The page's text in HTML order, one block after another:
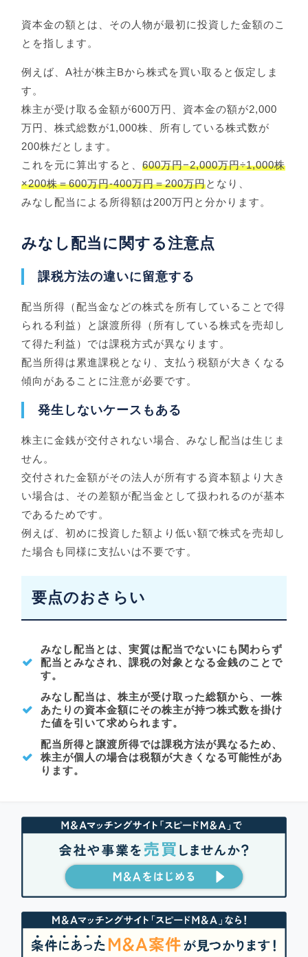
資本金の額とは、その人物が最初に投資した金額のこ
とを指します。
例えば、A社が株主Bから株式を買い取ると仮定しま
す。
株主が受け取る金額が600万円、資本金の額が2,000
万円、株式総数が1,000株、所有している株式数が
200株だとします。
これを元に算出すると、600万円−2,000万円÷1,000株
×200株＝600万円-400万円＝200万円となり、
みなし配当による所得額は200万円と分かります。
みなし配当に関する注意点
課税方法の違いに留意する
配当所得（配当金などの株式を所有していることで得
られる利益）と譲渡所得（所有している株式を売却し
て得た利益）では課税方式が異なります。
配当所得は累進課税となり、支払う税額が大きくなる
傾向があることに注意が必要です。
発生しないケースもある
株主に金銭が交付されない場合、みなし配当は生じま
せん。
交付された金額がその法人が所有する資本額より大き
い場合は、その差額が配当金として扱われるのが基本
であるためです。
例えば、初めに投資した額より低い額で株式を売却し
た場合も同様に支払いは不要です。
要点のおさらい
みなし配当とは、実質は配当でないにも関わらず
配当とみなされ、課税の対象となる金銭のことで
す。
みなし配当は、株主が受け取った総額から、一株
あたりの資本金額にその株主が持つ株式数を掛け
た値を引いて求められます。
配当所得と譲渡所得では課税方法が異なるため、
株主が個人の場合は税額が大きくなる可能性があ
ります。